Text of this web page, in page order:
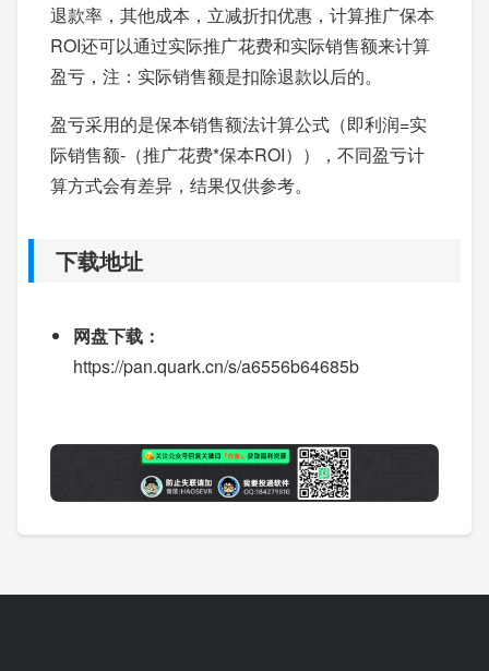
退款率，其他成本，立减折扣优惠，计算推广保本
ROI还可以通过实际推广花费和实际销售额来计算
盈亏，注：实际销售额是扣除退款以后的。
盈亏采用的是保本销售额法计算公式（即利润=实
际销售额-（推广花费*保本ROI）），不同盈亏计
算方式会有差异，结果仅供参考。
下载地址
网盘下载：
https://pan.quark.cn/s/a6556b64685b